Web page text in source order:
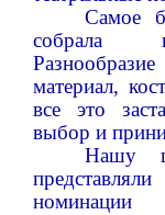
Самое
собрала
материал,
все это
выбор и
Нашу